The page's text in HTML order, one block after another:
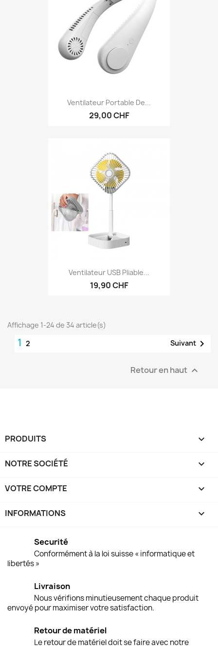
Ventilateur Portable De...
29,00 CHF
Ventilateur USB Pliable...
19,90 CHF
Affichage 1-24 de 34 article(s)
1 2 Suivant 
Retour en haut 
PRODUITS 
NOTRE SOCIÉTÉ 
VOTRE COMPTE 
INFORMATIONS keyboard_arrow_down
Securité
Conformément à la loi suisse « informatique et
libertés »
Livraison
Nous vérifions minutieusement chaque produit
envoyé pour maximiser votre satisfaction.
Retour de matériel
Le retour de matériel doit se faire avec notre